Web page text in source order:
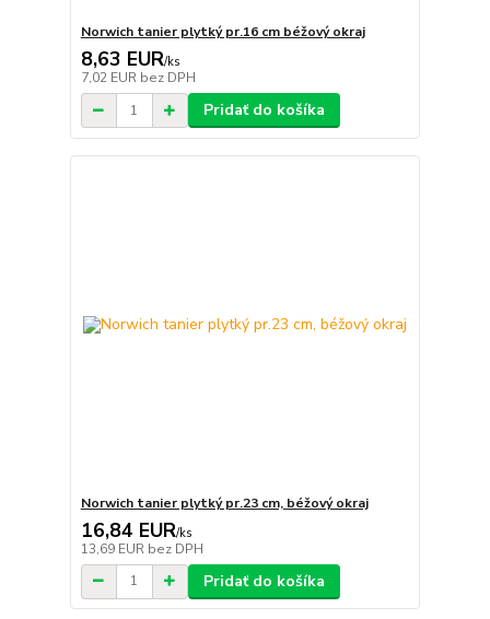
Norwich tanier plytký pr.16 cm béžový okraj
8,63 EUR/ks
7,02 EUR bez DPH
Pridať do košíka
Norwich tanier plytký pr.23 cm, béžový okraj
16,84 EUR/ks
13,69 EUR bez DPH
Pridať do košíka